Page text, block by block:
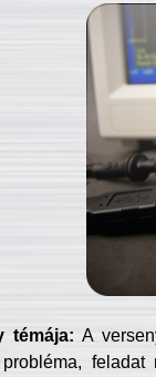
témája: A
feladat